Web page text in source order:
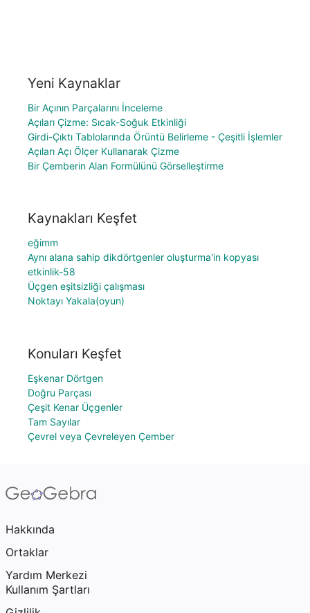
Yeni Kaynaklar
Bir Açının Parçalarını İnceleme
Açıları Çizme: Sıcak-Soğuk Etkinliği
Girdi-Çıktı Tablolarında Örüntü Belirleme - Çeşitli İşlemler
Açıları Açı Ölçer Kullanarak Çizme
Bir Çemberin Alan Formülünü Görselleştirme
Kaynakları Keşfet
eğimm
Aynı alana sahip dikdörtgenler oluşturma'in kopyası
etkinlik-58
Üçgen eşitsizliği çalışması
Noktayı Yakala(oyun)
Konuları Keşfet
Eşkenar Dörtgen
Doğru Parçası
Çeşit Kenar Üçgenler
Tam Sayılar
Çevrel veya Çevreleyen Çember
Hakkında
Ortaklar
Yardım Merkezi
Kullanım Şartları